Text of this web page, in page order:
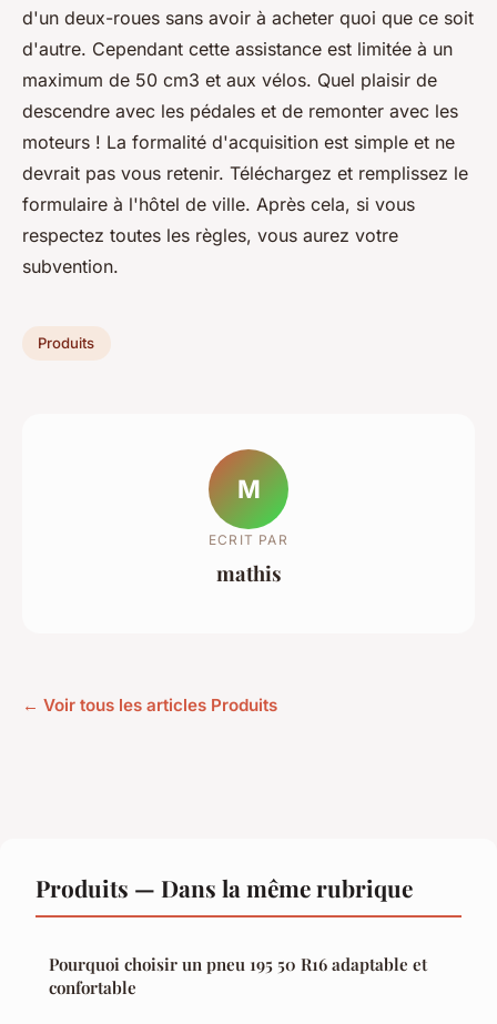
d'un deux-roues sans avoir à acheter quoi que ce soit
d'autre. Cependant cette assistance est limitée à un
maximum de 50 cm3 et aux vélos. Quel plaisir de
descendre avec les pédales et de remonter avec les
moteurs ! La formalité d'acquisition est simple et ne
devrait pas vous retenir. Téléchargez et remplissez le
formulaire à l'hôtel de ville. Après cela, si vous
respectez toutes les règles, vous aurez votre
subvention.
Produits
M
ECRIT PAR
mathis
← Voir tous les articles Produits
Produits — Dans la même rubrique
Pourquoi choisir un pneu 195 50 R16 adaptable et
confortable